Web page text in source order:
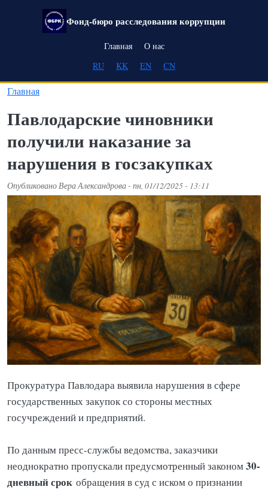
Перейти к основному содержанию
Фонд-бюро расследования коррупции
Main navigation
Главная
О нас
RU
KK EN CN
Главная
Павлодарские чиновники
получили наказание за
нарушения в госзакупках
ОпубликованоВера Александрова- пн, 01/12/2025 - 13:11
Прокуратура Павлодара выявила нарушения в сфере
государственных закупок со стороны местных
госучреждений и предприятий.
По данным пресс-службы ведомства, заказчики
неоднократно пропускали предусмотренный законом30-
дневный срок обращения в суд с иском о признании